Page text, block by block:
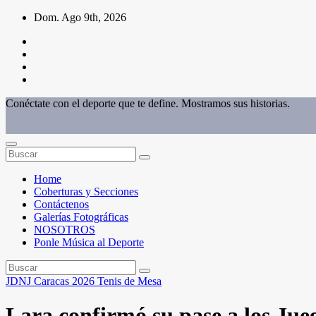
Saltar
contenido
Dom. Ago 9th, 2026
Conéctate con el deporte que te define. Mostramos sus historias.
Home
Coberturas y Secciones
Contáctenos
Galerías Fotográficas
NOSOTROS
Ponle Música al Deporte
JDNJ Caracas 2026 Tenis de Mesa